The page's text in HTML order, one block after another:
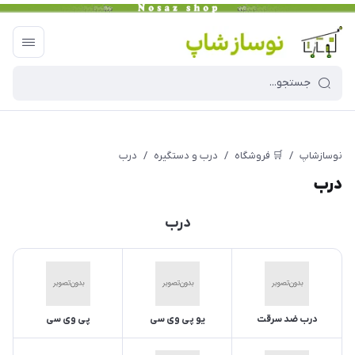
نوسازشاپ / 🛒 فروشگاه / درب و دستگیره / درب
درب
درب
درب ضد سرقت یو پی وی سی پی وی سی